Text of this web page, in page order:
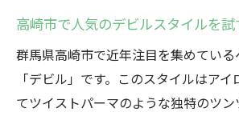
高崎市で人気のデビルスタイルを試
群馬県高崎市で近年注目を集めてい
「デビル」です。このスタイルはア
てツイストパーマのような独特のツ